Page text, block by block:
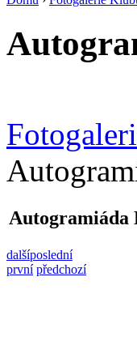
Autogramiáda
dalšíposlední
první předchozí